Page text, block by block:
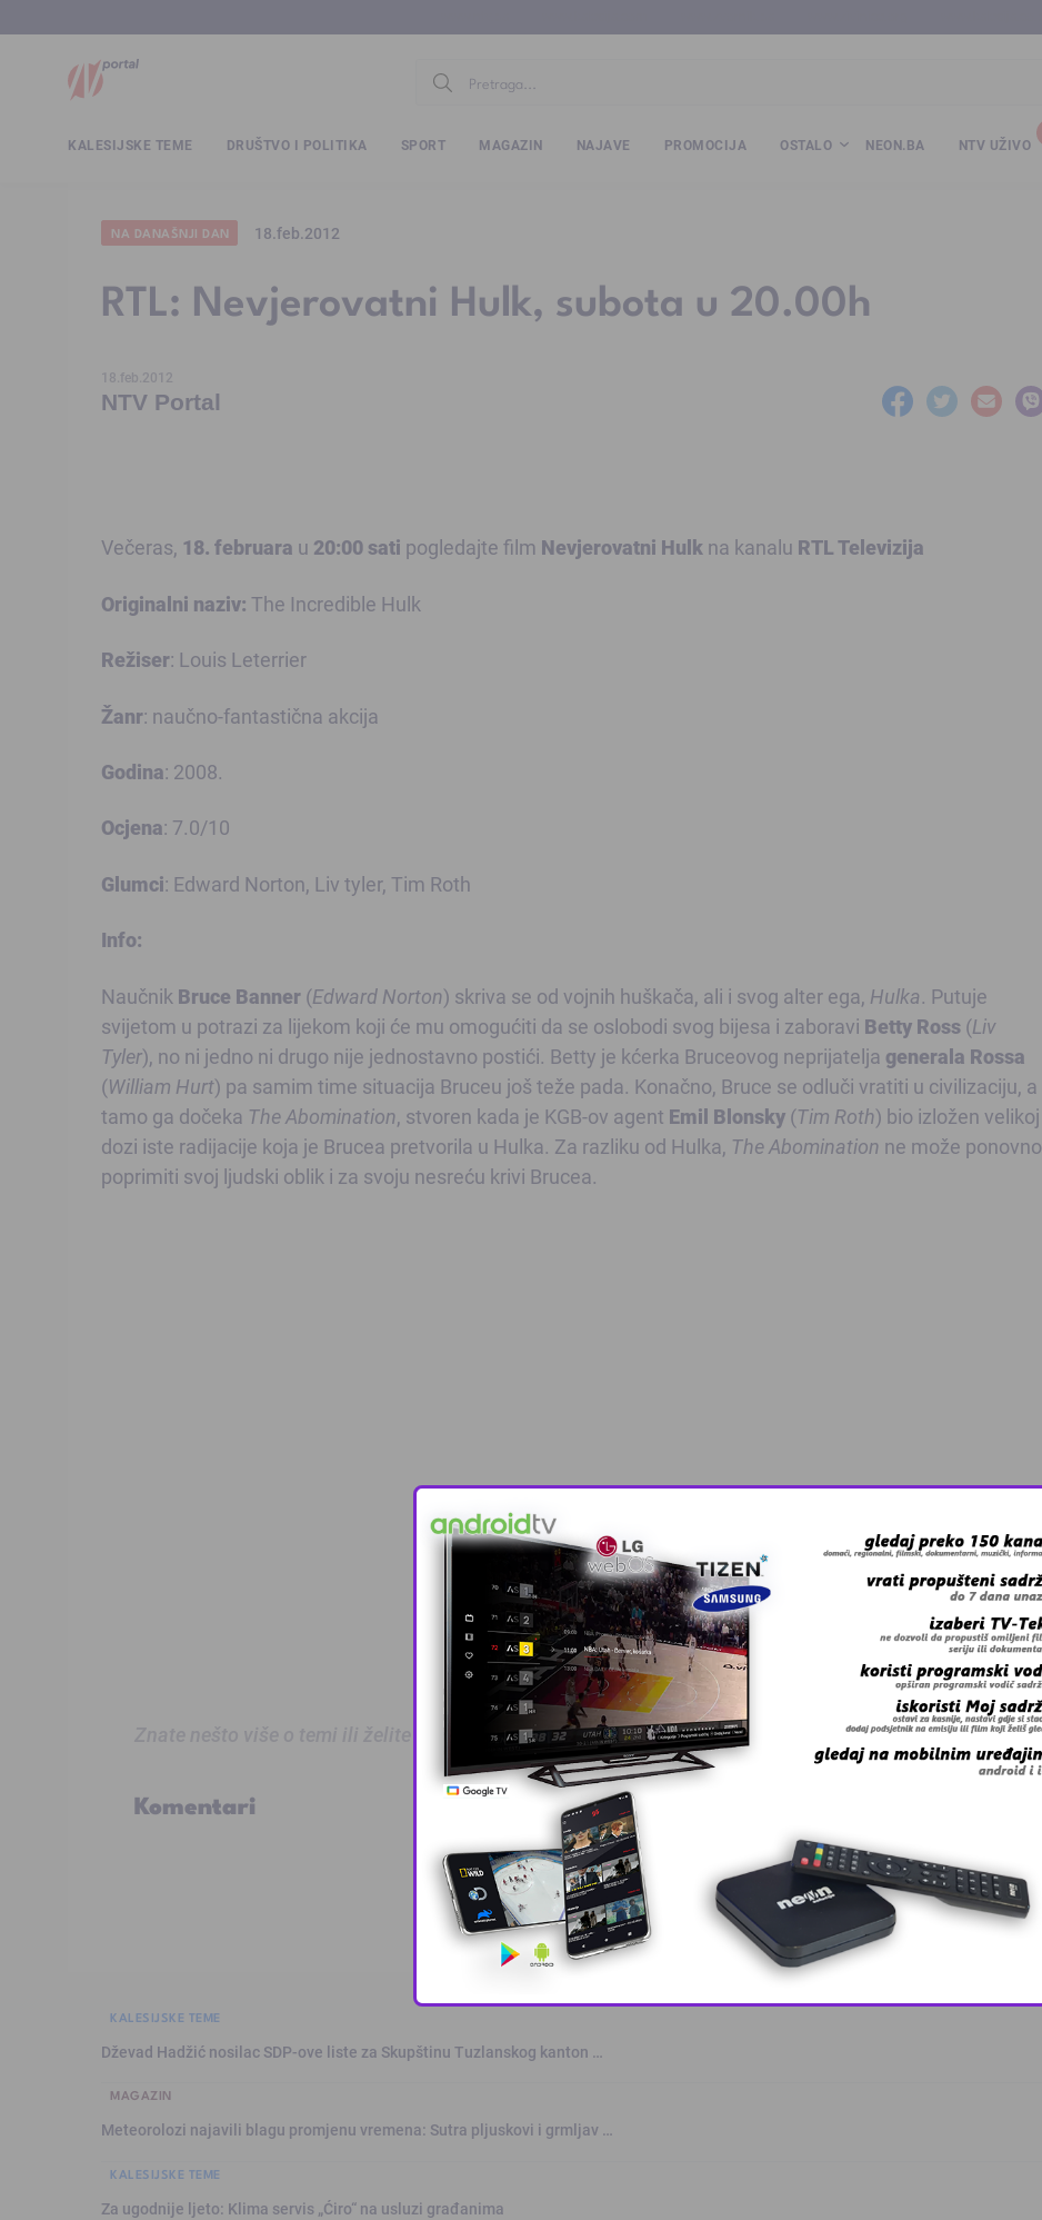
KALESIJSKE TEME DRUŠTVO I POLITIKA SPORT MAGAZIN NAJAVE PROMOCIJA OSTALO NEON.BA NTV UŽIVO
NA DANAŠNJI DAN 18.feb.2012
RTL: Nevjerovatni Hulk, subota u 20.00h
18.feb.2012
NTV Portal
Večeras, 18. februara u 20:00 sati pogledajte film Nevjerovatni Hulk na kanalu RTL Televizija
Originalni naziv: The Incredible Hulk
Režiser: Louis Leterrier
Žanr: naučno-fantastična akcija
Godina: 2008.
Ocjena: 7.0/10
Glumci: Edward Norton, Liv tyler, Tim Roth
Info:
Naučnik Bruce Banner (Edward Norton) skriva se od vojnih huškača, ali i svog alter ega, Hulka. Putuje
svijetom u potrazi za lijekom koji će mu omogućiti da se oslobodi svog bijesa i zaboravi Betty Ross (Liv
Tyler), no ni jedno ni drugo nije jednostavno postići. Betty je kćerka Bruceovog neprijatelja generala Rossa
(William Hurt) pa samim time situacija Bruceu još teže pada. Konačno, Bruce se odluči vratiti u civilizaciju, a
tamo ga dočeka The Abomination, stvoren kada je KGB-ov agent Emil Blonsky (Tim Roth) bio izložen velikoj
dozi iste radijacije koja je Brucea pretvorila u Hulka. Za razliku od Hulka, The Abomination ne može ponovno
poprimiti svoj ljudski oblik i za svoju nesreću krivi Brucea.
Znate nešto više o temi ili želite prijaviti grešku u tekstu?
Komentari
KALESIJSKE TEME
Dževad Hadžić nosilac SDP-ove liste za Skupštinu Tuzlanskog kanton …
MAGAZIN
Meteorolozi najavili blagu promjenu vremena: Sutra pljuskovi i grmljav …
KALESIJSKE TEME
Za ugodnije ljeto: Klima servis „Ćiro“ na usluzi građanima